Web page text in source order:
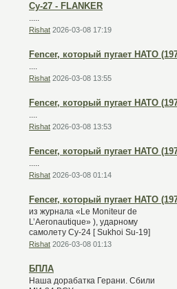
Су-27 - FLANKER
.....
Rishat 2026-03-08 17:19
Fencer, который пугает НАТО
....
Rishat 2026-03-08 13:55
Fencer, который пугает НАТО
....
Rishat 2026-03-08 13:53
Fencer, который пугает НАТО
.....
Rishat 2026-03-08 01:14
Fencer, который пугает НАТО
из журнала «Le Moniteur de
L’Aeronautique» ), ударному
самолету Су-24 [ Sukhoi Su-19]
Rishat 2026-03-08 01:13
БПЛА
Наша дорабатка Герани. Сбили